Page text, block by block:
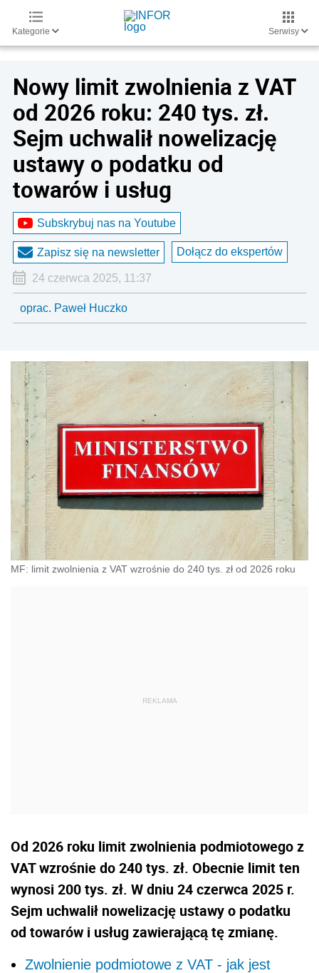
Kategorie Serwisy
Nowy limit zwolnienia z VAT
od 2026 roku: 240 tys. zł.
Sejm uchwalił nowelizację
ustawy o podatku od
towarów i usług
Subskrybuj nas na Youtube
Zapisz się na newsletter Dołącz do ekspertów
24 czerwca 2025, 11:37
oprac. Paweł Huczko
MF: limit zwolnienia z VAT wzrośnie do 240 tys. zł od 2026 roku
Od 2026 roku limit zwolnienia podmiotowego z
VAT wzrośnie do 240 tys. zł. Obecnie limit ten
wynosi 200 tys. zł. W dniu 24 czerwca 2025 r.
Sejm uchwalił nowelizację ustawy o podatku
od towarów i usług zawierającą tę zmianę.
Zwolnienie podmiotowe z VAT - jak jest